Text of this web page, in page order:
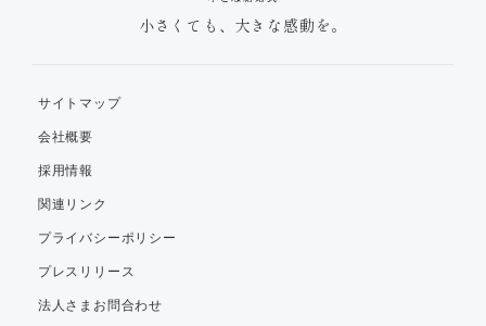
小さくても、大きな感動を。
サイトマップ
会社概要
採用情報
関連リンク
プライバシーポリシー
プレスリリース
法人さまお問合わせ